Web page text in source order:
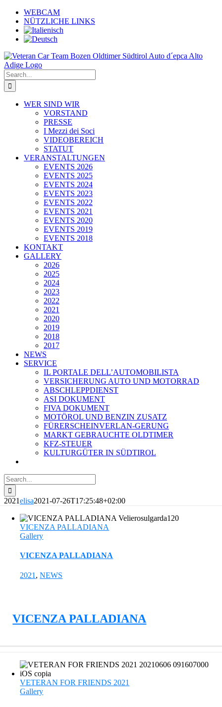
Skip
content
WEBCAM
NÜTZLICHE LINKS
Search
for:
WER SIND WIR
VORSTAND
PRESSE
I Mezzi dei Soci
VIDEOBEREICH
STATUT
VERANSTALTUNGEN
EVENTS 2026
EVENTS 2025
EVENTS 2024
EVENTS 2023
EVENTS 2022
EVENTS 2021
EVENTS 2020
EVENTS 2019
EVENTS 2018
KONTAKT
GALLERY
2026
2025
2024
2023
2022
2021
2020
2019
2018
2017
NEWS
SERVICE
IL PORTALE DELL’AUTOMOBILISTA
VERSICHERUNG AUTO UND MOTORRAD
ABSCHLEPPDIENST
ASI DOKUMENT
FIVA DOKUMENT
MOTÖROL UND BENZIN ZUSATZ
FÜRERSCHEINVERLAN-GERUNG
MARKT GEBRAUCHTE OLDTIMER
KFZ-STEUER
KULTURGÜTER IN SÜDTIROL
Search
for:
2021elisa2021-07-26T17:25:48+02:00
VICENZA PALLADIANA
Gallery
VICENZA PALLADIANA
2021 ,NEWS
VICENZA PALLADIANA
VETERAN FOR FRIENDS 2021
Gallery